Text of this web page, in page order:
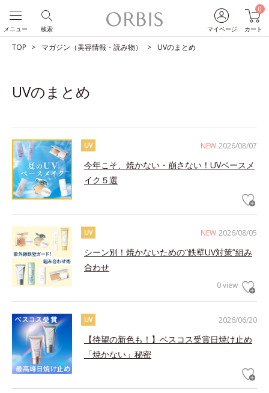
マイページ
0
カート
検索
メニュー
TOP マガジン（美容情報・読み物） UVのまとめ
UVのまとめ
NEW 2026/08/07
UV
今年こそ、焼かない・崩さない！UVベースメ
イク５選
NEW 2026/08/05
UV
シーン別！焼かないための“鉄壁UV対策”組み
合わせ
0 view
2026/06/20
UV
【待望の新色も！】ベスコス受賞日焼け止め
「焼かない」秘密